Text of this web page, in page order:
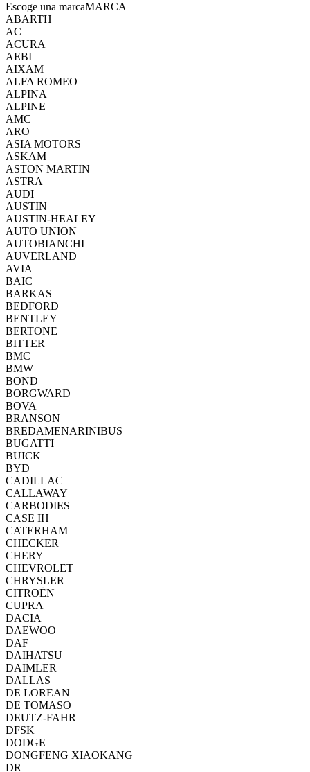
Escoge una marcaMARCA
ABARTH
AC
ACURA
AEBI
AIXAM
ALFA ROMEO
ALPINA
ALPINE
AMC
ARO
ASIA MOTORS
ASKAM
ASTON MARTIN
ASTRA
AUDI
AUSTIN
AUSTIN-HEALEY
AUTO UNION
AUTOBIANCHI
AUVERLAND
AVIA
BAIC
BARKAS
BEDFORD
BENTLEY
BERTONE
BITTER
BMC
BMW
BOND
BORGWARD
BOVA
BRANSON
BREDAMENARINIBUS
BUGATTI
BUICK
BYD
CADILLAC
CALLAWAY
CARBODIES
CASE IH
CATERHAM
CHECKER
CHERY
CHEVROLET
CHRYSLER
CITROËN
CUPRA
DACIA
DAEWOO
DAF
DAIHATSU
DAIMLER
DALLAS
DE LOREAN
DE TOMASO
DEUTZ-FAHR
DFSK
DODGE
DONGFENG XIAOKANG
DR